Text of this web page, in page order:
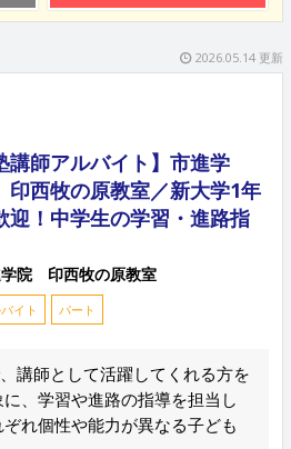
2026.05.14 更新
講師アルバイト】市進学
西牧の原教室／新大学1年
迎！中学生の学習・進路指
院 印西牧の原教室
イト パート
講師として活躍してくれる方を
、学習や進路の指導を担当し
れ個性や能力が異なる子ども